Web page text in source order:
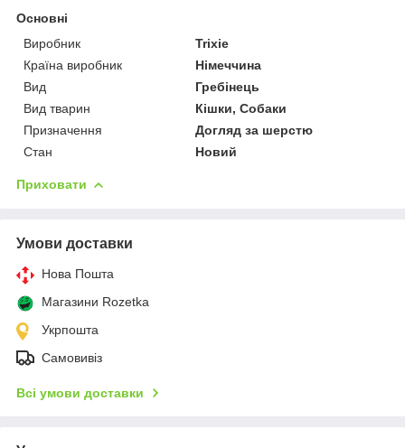
Основні
Виробник
Trixie
Країна виробник
Німеччина
Вид
Гребінець
Вид тварин
Кішки, Собаки
Призначення
Догляд за шерстю
Стан
Новий
Приховати
Умови доставки
Нова Пошта
Магазини Rozetka
Укрпошта
Самовивіз
Всі умови доставки